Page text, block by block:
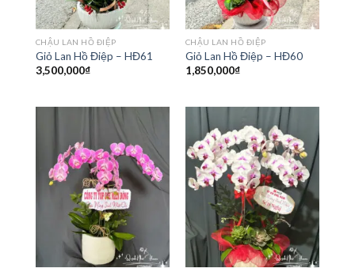
CHẬU LAN HỒ ĐIỆP
Giỏ Lan Hồ Điệp – HĐ61
3,500,000₫
CHẬU LAN HỒ ĐIỆP
Giỏ Lan Hồ Điệp – HĐ60
1,850,000₫